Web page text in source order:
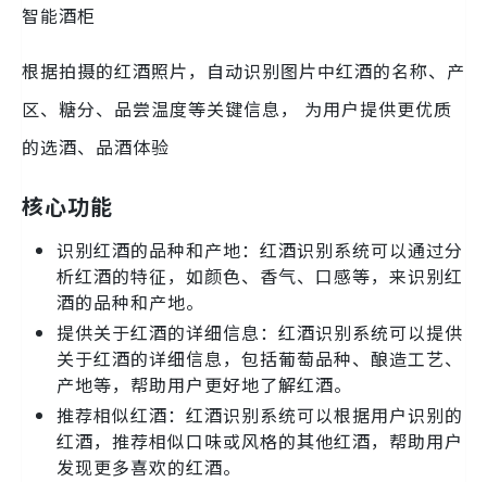
智能酒柜
根据拍摄的红酒照片，自动识别图片中红酒的名称、产
区、糖分、品尝温度等关键信息， 为用户提供更优质
的选酒、品酒体验
核心功能
识别红酒的品种和产地：红酒识别系统可以通过分
析红酒的特征，如颜色、香气、口感等，来识别红
酒的品种和产地。
提供关于红酒的详细信息：红酒识别系统可以提供
关于红酒的详细信息，包括葡萄品种、酿造工艺、
产地等，帮助用户更好地了解红酒。
推荐相似红酒：红酒识别系统可以根据用户识别的
红酒，推荐相似口味或风格的其他红酒，帮助用户
发现更多喜欢的红酒。